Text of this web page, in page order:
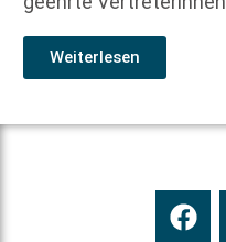
Weiterlesen